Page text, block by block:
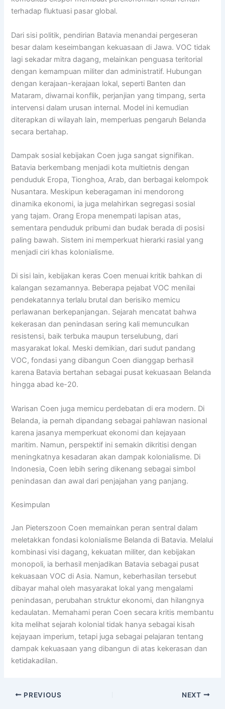
terhadap fluktuasi pasar global.
Dari sisi politik, pendirian Batavia menandai pergeseran
besar dalam keseimbangan kekuasaan di Jawa. VOC tidak
lagi sekadar mitra dagang, melainkan penguasa teritorial
dengan kemampuan militer dan administratif. Hubungan
dengan kerajaan-kerajaan lokal, seperti Banten dan
Mataram, diwarnai konflik, perjanjian yang timpang, serta
intervensi dalam urusan internal. Model ini kemudian
diterapkan di wilayah lain, memperluas pengaruh Belanda
secara bertahap.
Dampak sosial kebijakan Coen juga sangat signifikan.
Batavia berkembang menjadi kota multietnis dengan
penduduk Eropa, Tionghoa, Arab, dan berbagai kelompok
Nusantara. Meskipun keberagaman ini mendorong
dinamika ekonomi, ia juga melahirkan segregasi sosial
yang tajam. Orang Eropa menempati lapisan atas,
sementara penduduk pribumi dan budak berada di posisi
paling bawah. Sistem ini memperkuat hierarki rasial yang
menjadi ciri khas kolonialisme.
Di sisi lain, kebijakan keras Coen menuai kritik bahkan di
kalangan sezamannya. Beberapa pejabat VOC menilai
pendekatannya terlalu brutal dan berisiko memicu
perlawanan berkepanjangan. Sejarah mencatat bahwa
kekerasan dan penindasan sering kali memunculkan
resistensi, baik terbuka maupun terselubung, dari
masyarakat lokal. Meski demikian, dari sudut pandang
VOC, fondasi yang dibangun Coen dianggap berhasil
karena Batavia bertahan sebagai pusat kekuasaan Belanda
hingga abad ke-20.
Warisan Coen juga memicu perdebatan di era modern. Di
Belanda, ia pernah dipandang sebagai pahlawan nasional
karena jasanya memperkuat ekonomi dan kejayaan
maritim. Namun, perspektif ini semakin dikritisi dengan
meningkatnya kesadaran akan dampak kolonialisme. Di
Indonesia, Coen lebih sering dikenang sebagai simbol
penindasan dan awal dari penjajahan yang panjang.
Kesimpulan
Jan Pieterszoon Coen memainkan peran sentral dalam
meletakkan fondasi kolonialisme Belanda di Batavia. Melalui
kombinasi visi dagang, kekuatan militer, dan kebijakan
monopoli, ia berhasil menjadikan Batavia sebagai pusat
kekuasaan VOC di Asia. Namun, keberhasilan tersebut
dibayar mahal oleh masyarakat lokal yang mengalami
penindasan, perubahan struktur ekonomi, dan hilangnya
kedaulatan. Memahami peran Coen secara kritis membantu
kita melihat sejarah kolonial tidak hanya sebagai kisah
kejayaan imperium, tetapi juga sebagai pelajaran tentang
dampak kekuasaan yang dibangun di atas kekerasan dan
ketidakadilan.
PREVIOUS NEXT